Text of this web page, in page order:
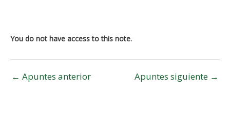
You do not have access to this note.
entradas
← Apuntes anterior Apuntes siguiente →